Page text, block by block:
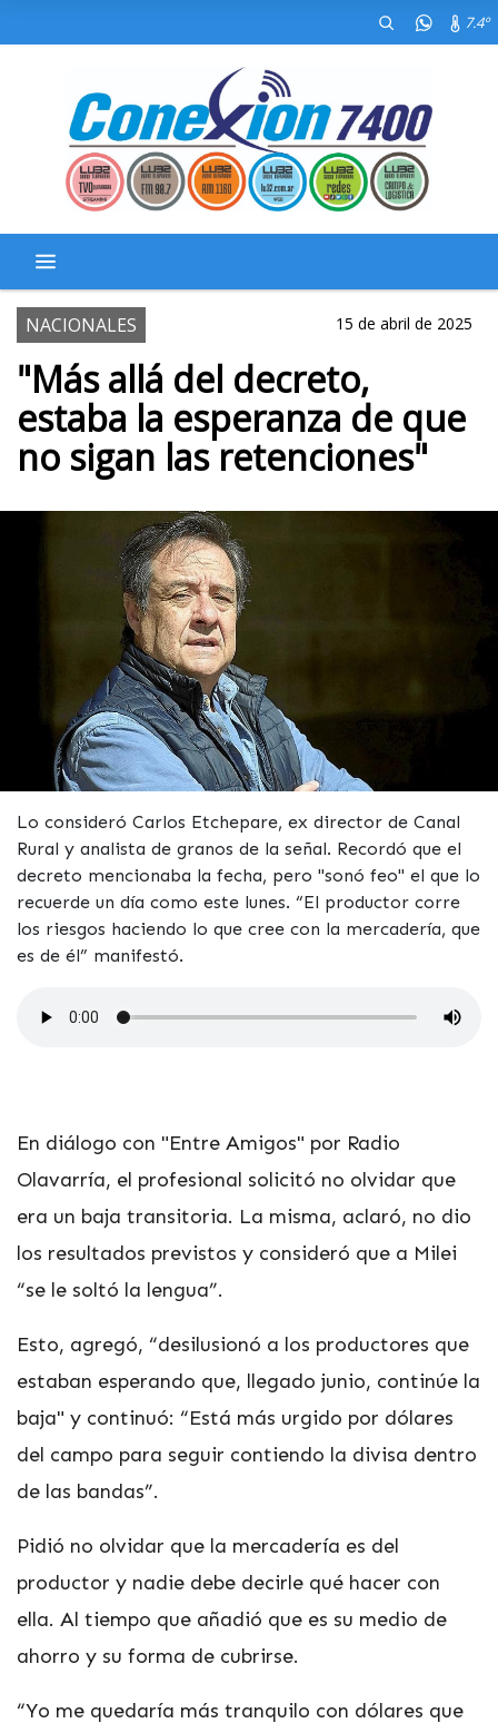
7.4º
NACIONALES 15 de abril de 2025
"Más allá del decreto,
estaba la esperanza de que
no sigan las retenciones"
Lo consideró Carlos Etchepare, ex director de Canal
Rural y analista de granos de la señal. Recordó que el
decreto mencionaba la fecha, pero "sonó feo" el que lo
recuerde un día como este lunes. “El productor corre
los riesgos haciendo lo que cree con la mercadería, que
es de él” manifestó.
En diálogo con "Entre Amigos" por Radio
Olavarría, el profesional solicitó no olvidar que
era un baja transitoria. La misma, aclaró, no dio
los resultados previstos y consideró que a Milei
“se le soltó la lengua”.
Esto, agregó, “desilusionó a los productores que
estaban esperando que, llegado junio, continúe la
baja" y continuó: “Está más urgido por dólares
del campo para seguir contiendo la divisa dentro
de las bandas”.
Pidió no olvidar que la mercadería es del
productor y nadie debe decirle qué hacer con
ella. Al tiempo que añadió que es su medio de
ahorro y su forma de cubrirse.
“Yo me quedaría más tranquilo con dólares que